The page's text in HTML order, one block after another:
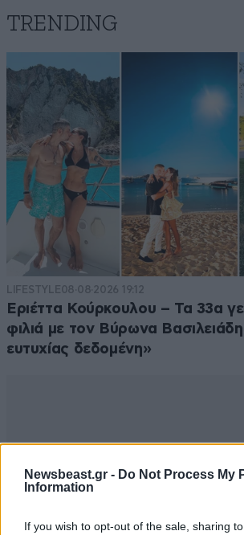
Newsbeast.gr - Do Not Process My
Information
If you wish to opt-out of the sale, sharing
TRENDING
LIFESTYLE08·08·2026 19:12
Εριέττα Κούρκουλου – Τα 33α
φιλιά με τον Βύρωνα
ευτυχίας δεδομένη»